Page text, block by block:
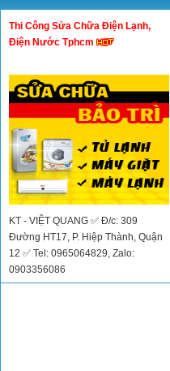
Thi Công Sửa Chữa Điện Lạnh,
Điện Nước Tphcm
KT - VIỆT QUANG ✅ Đ/c: 309
Đường HT17, P. Hiệp Thành, Quận
12 ✅ Tel: 0965064829, Zalo:
0903356086